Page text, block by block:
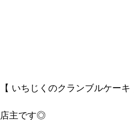
【 いちじくのクランブルケーキ
店主です◎